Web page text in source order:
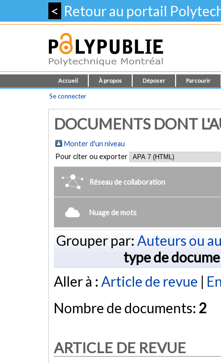
< Retour au portail
Accueil À propos Déposer Parcourir
Se connecter
DOCUMENTS DONT
Monter d'un niveau
Pour citer ou exporter
Réseau de collaboration
Nuage de mots
Grouper par: Auteurs ou
type de
Aller à : Article de revue |
Nombre de documents: 2
ARTICLE DE REVUE